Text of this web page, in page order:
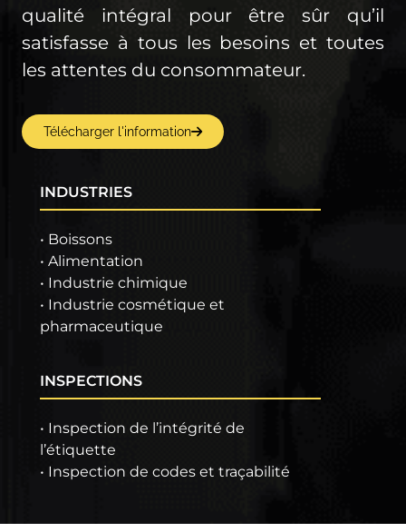
qualité intégral pour être sûr qu’il
satisfasse à tous les besoins et toutes
les attentes du consommateur.
Télécharger l'information
INDUSTRIES
• Boissons
• Alimentation
• Industrie chimique
• Industrie cosmétique et
pharmaceutique
INSPECTIONS
• Inspection de l’intégrité de
l’étiquette
• Inspection de codes et traçabilité